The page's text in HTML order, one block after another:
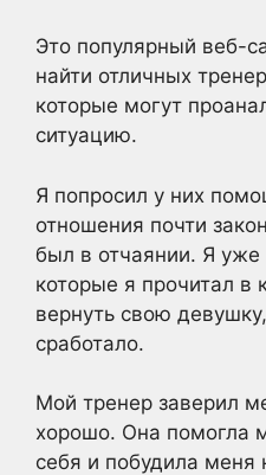
Это популярный веб-
найти отличных
которые могут
ситуацию.
Я попросил у них
отношения почти
был в отчаянии. Я
которые я прочитал в
вернуть свою
сработало.
Мой тренер заверил
хорошо. Она помогла
себя и побудила меня